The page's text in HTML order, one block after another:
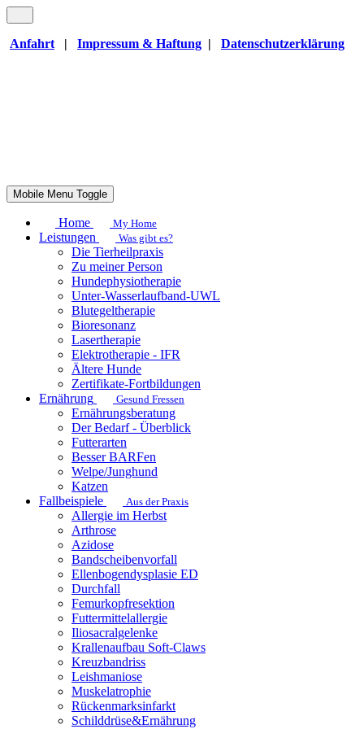
Anfahrt | Impressum & Haftung | Datenschutzerklärung
Mobile Menu Toggle
Home My Home
Leistungen Was gibt es?
Die Tierheilpraxis
Zu meiner Person
Hundephysiotherapie
Unter-Wasserlaufband-UWL
Blutegeltherapie
Bioresonanz
Lasertherapie
Elektrotherapie - IFR
Ältere Hunde
Zertifikate-Fortbildungen
Ernährung
Gesund Fressen
Ernährungsberatung
Der Bedarf - Überblick
Futterarten
Besser BARFen
Welpe/Junghund
Katzen
Fallbeispiele
Aus der Praxis
Allergie im Herbst
Arthrose
Azidose
Bandscheibenvorfall
Ellenbogendysplasie ED
Durchfall
Femurkopfresektion
Futtermittelallergie
Iliosacralgelenke
Krallenaufbau Soft-Claws
Kreuzbandriss
Leishmaniose
Muskelatrophie
Rückenmarksinfarkt
Schilddrüse&Ernährung